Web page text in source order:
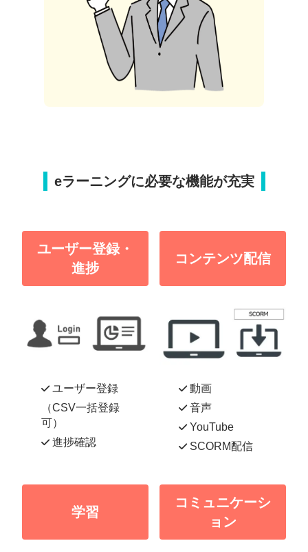
eラーニングに必要な機能が充実
ユーザー登録・
進捗
ユーザー登録
（CSV一括登録
可）
進捗確認
コンテンツ配信
動画
音声
YouTube
SCORM配信
学習
コミュニケーシ
ョン